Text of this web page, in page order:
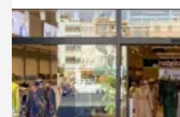
hem de öğrencilerine maaş
30.12.2025 Elazığ